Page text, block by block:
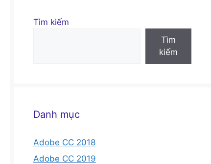
Tìm kiếm
Tìm
kiếm
Danh mục
Adobe CC 2018
Adobe CC 2019